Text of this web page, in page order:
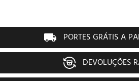
PORTES GRÁTIS A
DEVOLUÇÕES